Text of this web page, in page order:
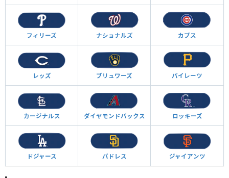
フィリーズ ナショナルズ カブス
レッズ ブリュワーズ パイレーツ
カージナルス ダイヤモンドバックス ロッキーズ
ドジャース パドレス ジャイアンツ